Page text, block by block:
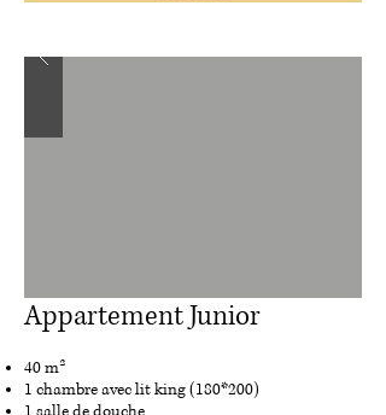
Appartement Junior
40 m²
1 chambre avec lit king (180*200)